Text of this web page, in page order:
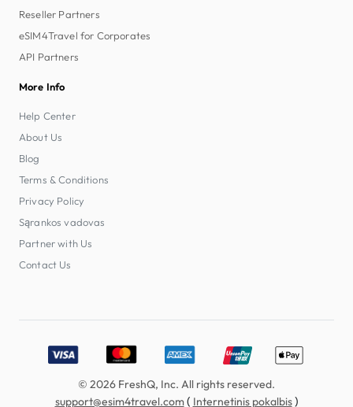
Reseller Partners
eSIM4Travel for Corporates
API Partners
More Info
Help Center
About Us
Blog
Terms & Conditions
Privacy Policy
Sąrankos vadovas
Partner with Us
Contact Us
Accepted payment methods: Visa, MasterCard, American
© 2026 FreshQ, Inc. All rights reserved.
support@esim4travel.com( Internetinis pokalbis)